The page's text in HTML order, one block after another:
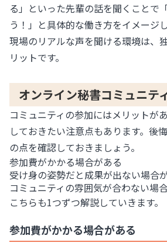
る」といった先輩の話を聞くことで
う！」と具体的な働き方をイメージ
現場のリアルな声を聞ける環境は、
リットです。
オンライン秘書コミュニテ
コミュニティの参加にはメリットが
しておきたい注意点もあります。後
の点を確認しておきましょう。
参加費がかかる場合がある
受け身の姿勢だと成果が出ない場合
コミュニティの雰囲気が合わない場
こちらも1つずつ解説していきます。
参加費がかかる場合がある